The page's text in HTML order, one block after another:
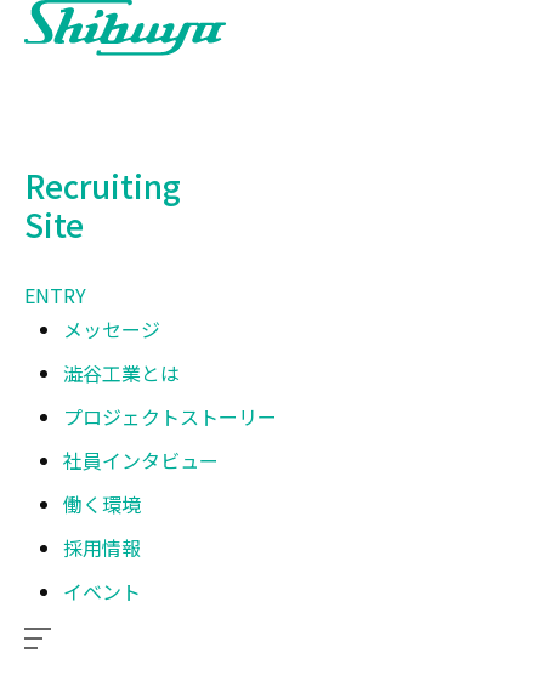
Recruiting
Site
ENTRY
メッセージ
澁谷工業とは
プロジェクトストーリー
社員インタビュー
働く環境
採用情報
イベント